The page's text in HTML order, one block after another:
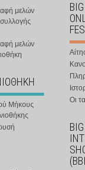
μελών
συλλογής
μελών
Μήκους
Οι